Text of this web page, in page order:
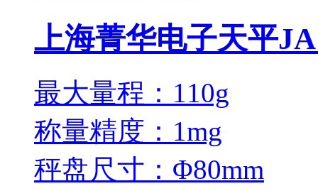
上海菁华电子天平
最大量程：110g
称量精度：1mg
秤盘尺寸：Φ80mm